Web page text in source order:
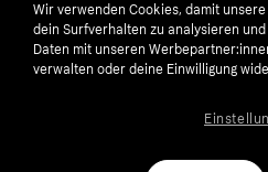
Wir verwenden Cookies, damit
dein Surfverhalten zu analysieren
Daten mit unseren
verwalten oder deine Einwilligung